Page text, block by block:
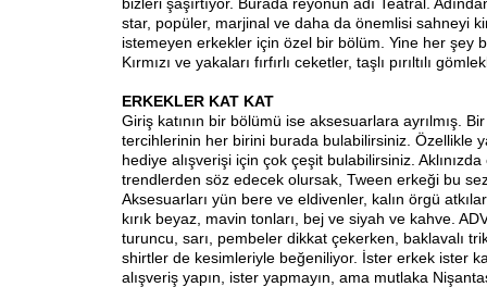
star, popüler, marjinal ve daha da önemlisi sahneyi
istemeyen erkekler için özel bir bölüm. Yine her şey
Kırmızı ve yakaları fırfırlı ceketler, taşlı pırıltılı
ERKEKLER KAT KAT
Giriş katının bir bölümü ise aksesuarlara ayrılmış.
tercihlerinin her birini burada bulabilirsiniz. Özellikle
hediye alışverişi için çok çeşit bulabilirsiniz.
trendlerden söz edecek olursak, Tween erkeği bu
Aksesuarları yün bere ve eldivenler, kalın örgü
kırık beyaz, mavin tonları, bej ve siyah ve kahve.
turuncu, sarı, pembeler dikkat çekerken, baklavalı
shirtler de kesimleriyle beğeniliyor. İster erkek ister
alışveriş yapın, ister yapmayın, ama mutlaka